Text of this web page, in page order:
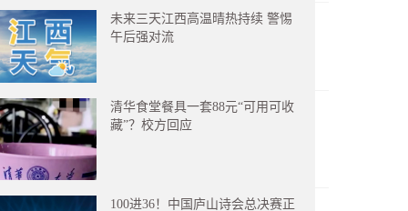
未来三天江西高温晴热持续 警惕
午后强对流
清华食堂餐具一套88元“可用可收
藏”？校方回应
100进36！中国庐山诗会总决赛正